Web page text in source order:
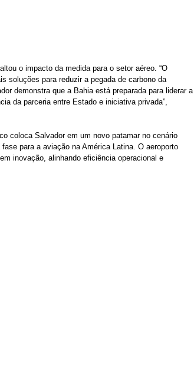
o impacto da medida para o setor aéreo. “O
soluções para reduzir a pegada de carbono da
demonstra que a Bahia está preparada para liderar a
da parceria entre Estado e iniciativa privada”,
coloca Salvador em um novo patamar no cenário
para a aviação na América Latina. O aeroporto
inovação, alinhando eficiência operacional e